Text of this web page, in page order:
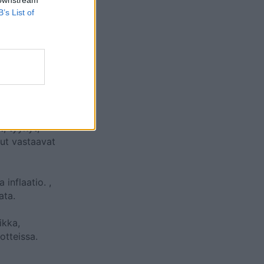
List of
tyynyt,
vastaavat
inflaatio. ,